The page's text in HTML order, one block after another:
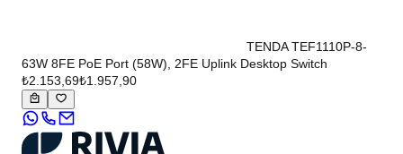
TENDA TEF1110P-8-
63W 8FE PoE Port (58W), 2FE Uplink Desktop Switch
₺2.153,69₺1.957,90